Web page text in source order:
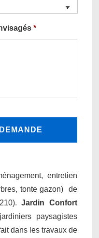
*
entretien
tonte gazon) de
Jardin Confort
paysagistes
dans les travaux de